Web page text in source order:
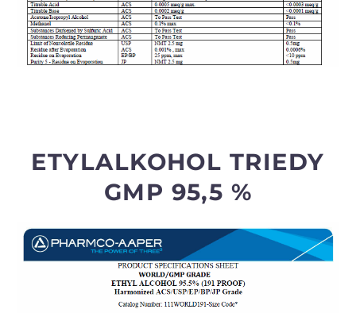
ETYLALKOHOL TRIEDY
GMP 95,5 %